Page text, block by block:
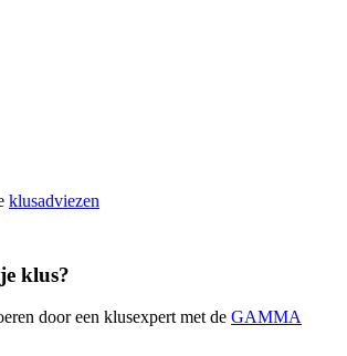
klusadviezen
klus?
door een klusexpert met de GAMMA